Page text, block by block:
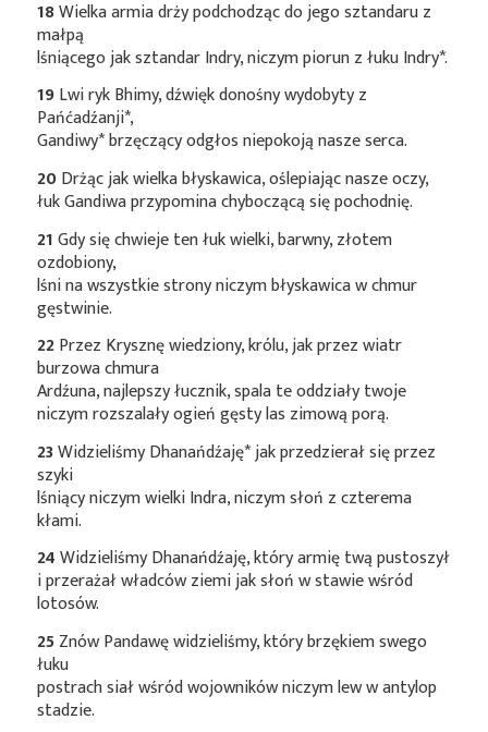
18Wielka armia drży podchodząc do jego sztandaru z
małpą
lśniącego jak sztandar Indry, niczym piorun z łukuIndry*.
19Lwi ryk Bhimy, dźwięk donośny wydobyty z
Pańćadźanji*,
Gandiwy*brzęczący odgłos niepokoją nasze serca.
20Drżąc jak wielka błyskawica, oślepiając nasze oczy,
łuk Gandiwa przypomina chyboczącą się pochodnię.
21Gdy się chwieje ten łuk wielki, barwny, złotem
ozdobiony,
lśni na wszystkie strony niczym błyskawica w chmur
gęstwinie.
22Przez Krysznę wiedziony, królu, jak przez wiatr
burzowa chmura
Ardźuna, najlepszy łucznik, spala te oddziały twoje
niczym rozszalały ogień gęsty las zimową porą.
23WidzieliśmyDhanańdźaję*jak przedzierał się przez
szyki
lśniący niczym wielki Indra, niczym słoń z czterema
kłami.
24Widzieliśmy Dhanańdźaję, który armię twą pustoszył
i przerażał władców ziemi jak słoń w stawie wśród
lotosów.
25Znów Pandawę widzieliśmy, który brzękiem swego
łuku
postrach siał wśród wojowników niczym lew w antylop
stadzie.